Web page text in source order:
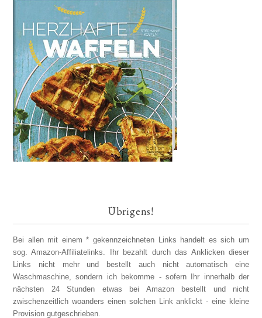
Übrigens!
Bei allen mit einem * gekennzeichneten Links handelt es sich um
sog. Amazon-Affiliatelinks. Ihr bezahlt durch das Anklicken dieser
Links nicht mehr und bestellt auch nicht automatisch eine
Waschmaschine, sondern ich bekomme - sofern Ihr innerhalb der
nächsten 24 Stunden etwas bei Amazon bestellt und nicht
zwischenzeitlich woanders einen solchen Link anklickt - eine kleine
Provision gutgeschrieben.